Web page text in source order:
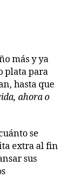
más y ya
plata para
hasta que
ahora o
se
extra al fin
sus